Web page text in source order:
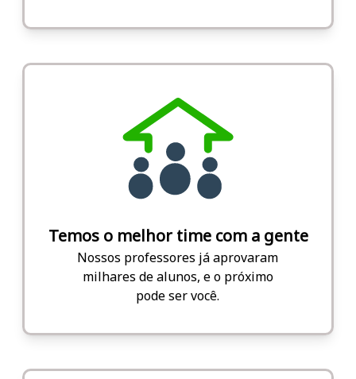
Temos o melhor time com a gente
Nossos professores já aprovaram
milhares de alunos, e o próximo
pode ser você.